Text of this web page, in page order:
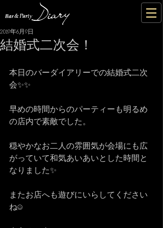
結婚式二次会！
2019年6月9日
本日のバーダイアリーでの結婚式二次
会✨✨
早めの時間からのパーティーも明るめ
の店内で素敵でした。
穏やかなお二人の雰囲気が会場にも広
がっていて和気あいあいとした時間と
なりました✨
またお店へも遊びにいらしてください
ね☺️